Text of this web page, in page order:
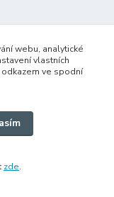
webu, analytické
vlastních
ve spodní
zde.